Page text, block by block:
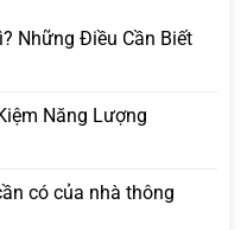
Những Điều Cần Biết
Năng Lượng
có của nhà thông